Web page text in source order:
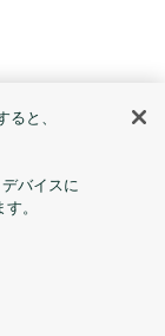
と、
バイスに
。